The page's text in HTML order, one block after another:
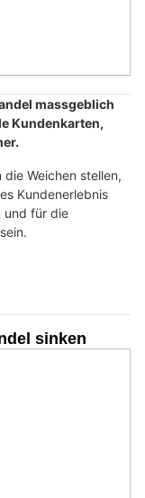
massgeblich
Kundenkarten,
Weichen stellen,
Kundenerlebnis
und für die
sinken